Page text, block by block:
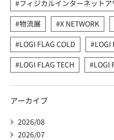
フィジカルインターネット
物流展
X NETWORK
LOGI FLAG COLD
LOGI
LOGI FLAG TECH
LOGI
アーカイブ
2026/08
2026/07